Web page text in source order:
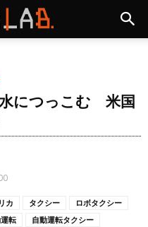
につっこむ 米国
カ タクシー
ロボタクシー
転 自動運転タクシー